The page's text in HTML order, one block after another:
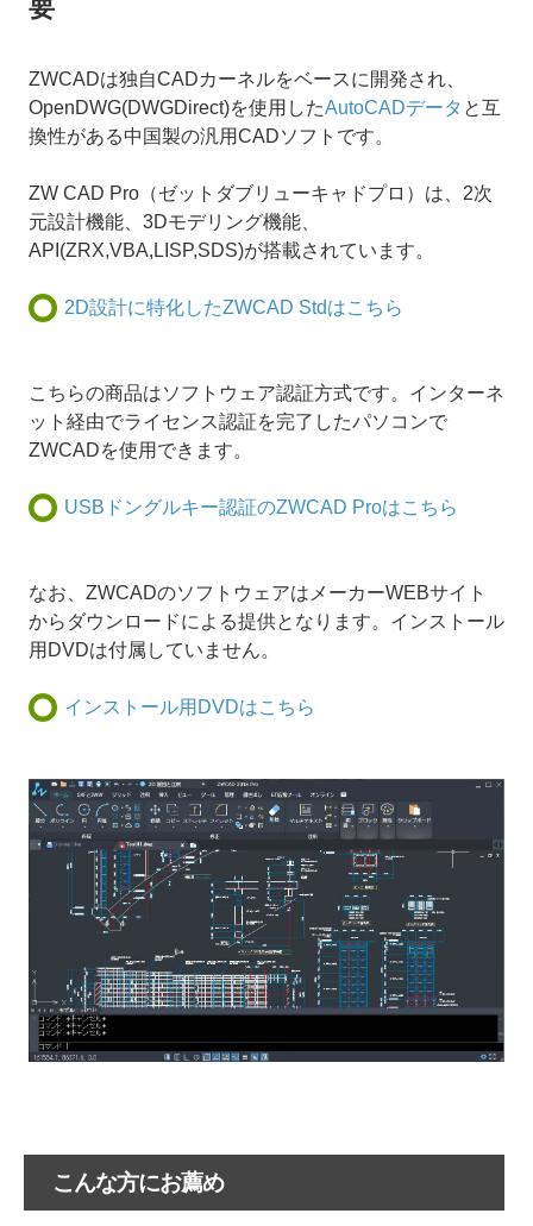
要
ZWCADは独自CADカーネルをベースに開発され、
OpenDWG(DWGDirect)を使用したAutoCADデータ と互
換性がある中国製の汎用CADソフトです。
ZW CAD Pro（ゼットダブリューキャドプロ）は、2次
元設計機能、3Dモデリング機能、
API(ZRX,VBA,LISP,SDS)が搭載されています。
2D設計に特化したZWCAD Stdはこちら
こちらの商品はソフトウェア認証方式です。インターネ
ット経由でライセンス認証を完了したパソコンで
ZWCADを使用できます。
USBドングルキー認証のZWCAD Proはこちら
なお、ZWCADのソフトウェアはメーカーWEBサイト
からダウンロードによる提供となります。インストール
用DVDは付属していません。
インストール用DVDはこちら
こんな方にお薦め